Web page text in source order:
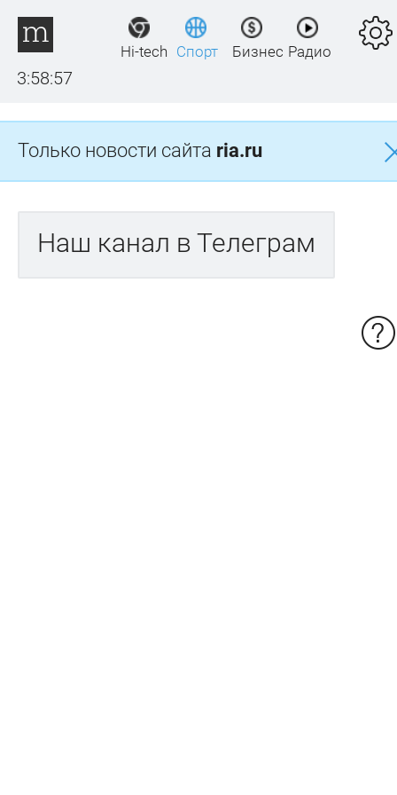
3:58:57
Hi-tech Спорт Бизнес Радио
Только новости сайта ria.ru
Наш канал в Телеграм